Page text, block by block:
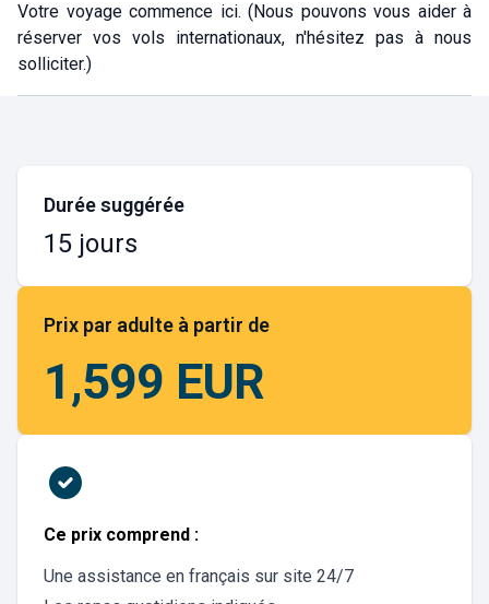
Votre voyage commence ici. (Nous pouvons vous aider à
réserver vos vols internationaux, n'hésitez pas à nous
solliciter.)
Durée suggérée
15 jours
Prix par adulte à partir de
1,599 EUR
Ce prix comprend :
Une assistance en français sur site 24/7